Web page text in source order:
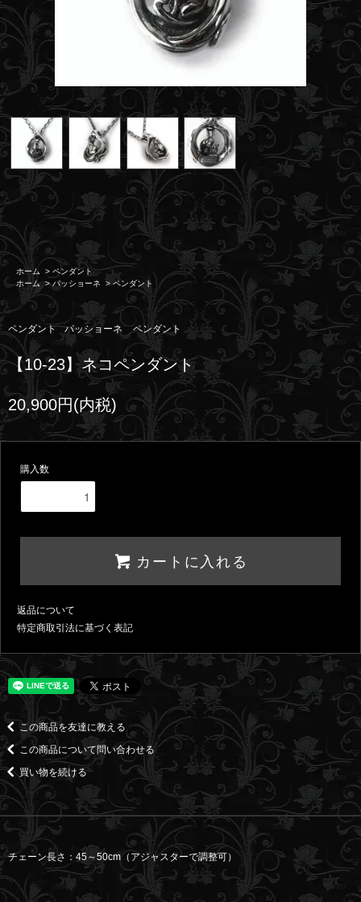
ホーム > ペンダント
ホーム >パッショーネ > ペンダント
ペンダント パッショーネ ペンダント
【10-23】ネコペンダント
20,900円(内税)
購入数
カートに入れる
返品について
特定商取引法に基づく表記
この商品を友達に教える
この商品について問い合わせる
買い物を続ける
チェーン長さ：45～50cm（アジャスターで調整可）